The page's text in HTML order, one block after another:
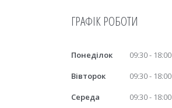
ГРАФІК РОБОТИ
Понеділок 09:30
18:00
Вівторок
09:30
18:00
Середа
09:30
18:00